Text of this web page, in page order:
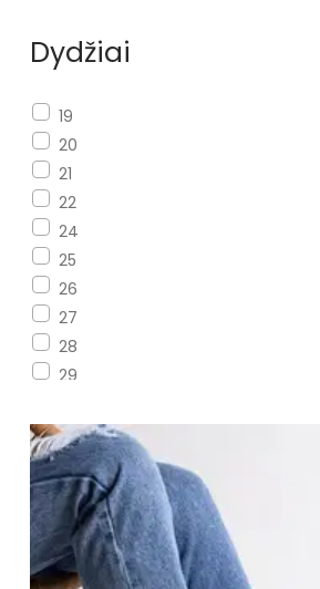
red
Dydžiai
19
20
21
22
24
25
26
27
28
29
31
33
34
35
35/36